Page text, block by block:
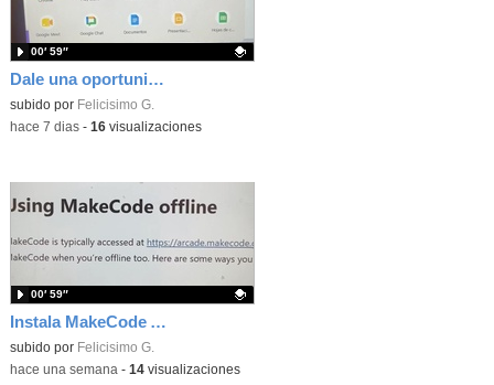
Dale una oportunidad a los Chromebooks y utiliza un proyector para realizar talleres si no tienes pantallas táctiles
Contenido educativo.
subido por Felicisimo G.
00′ 59″
-hace 7 dias- 16visualizaciones
Instala MakeCode Arcade para trabajar offline en tu tablet, ordenador, Chromebook
Contenido educativo.
subido por Felicisimo G.
00′ 59″
-hace una semana - 14visualizaciones